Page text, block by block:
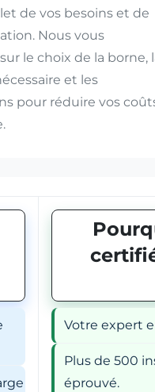
de vos besoins et de
Nous vous
le choix de la borne,
et les
pour réduire vos
Votre expert
Plus de 500
éprouvé.